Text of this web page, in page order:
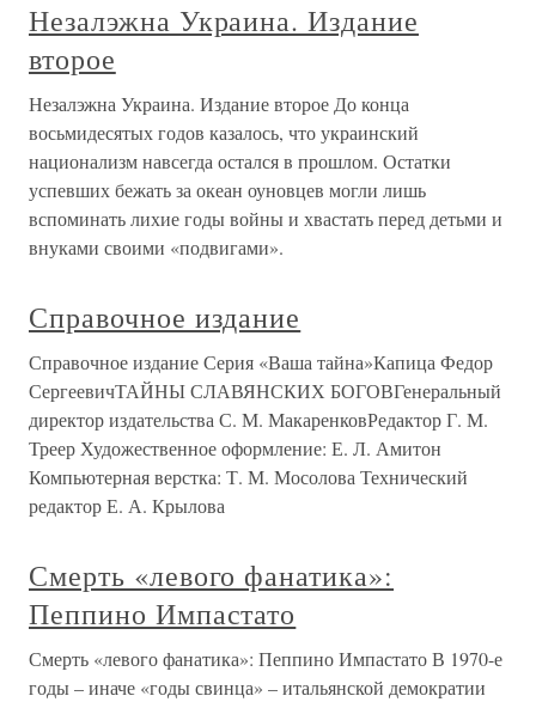
Незалэжна Украина. Издание
второе
Незалэжна Украина. Издание второе До конца
восьмидесятых годов казалось, что украинский
национализм навсегда остался в прошлом. Остатки
успевших бежать за океан оуновцев могли лишь
вспоминать лихие годы войны и хвастать перед детьми и
внуками своими «подвигами».
Справочное издание
Справочное издание Серия «Ваша тайна»Капица Федор
СергеевичТАЙНЫ СЛАВЯНСКИХ БОГОВГенеральный
директор издательства С. М. МакаренковРедактор Г. М.
Треер Художественное оформление: Е. Л. Амитон
Компьютерная верстка: Т. М. Мосолова Технический
редактор Е. А. Крылова
Смерть «левого фанатика»:
Пеппино Импастато
Смерть «левого фанатика»: Пеппино Импастато В 1970-е
годы – иначе «годы свинца» – итальянской демократии